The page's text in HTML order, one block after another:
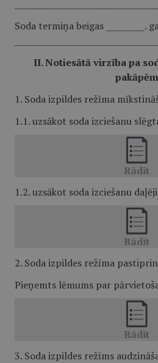
Soda termiņa beigas _________.
II. Notiesātā virzība pa
pakāpēm
1. Soda izpildes režīma
1.1. uzsākot soda izciešanu
1.2. uzsākot soda izciešanu
2. Soda izpildes režīma
Pieņemts lēmums par
3. Soda izpildes režīms